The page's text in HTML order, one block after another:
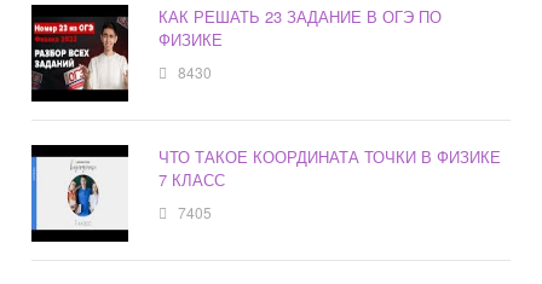
КАК РЕШАТЬ 23 ЗАДАНИЕ В ОГЭ ПО
ФИЗИКЕ
8430
ЧТО ТАКОЕ КООРДИНАТА ТОЧКИ В ФИЗИКЕ
7 КЛАСС
7405